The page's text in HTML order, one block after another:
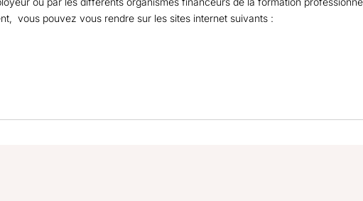
vous pouvez vous rendre sur les sites internet suivants :